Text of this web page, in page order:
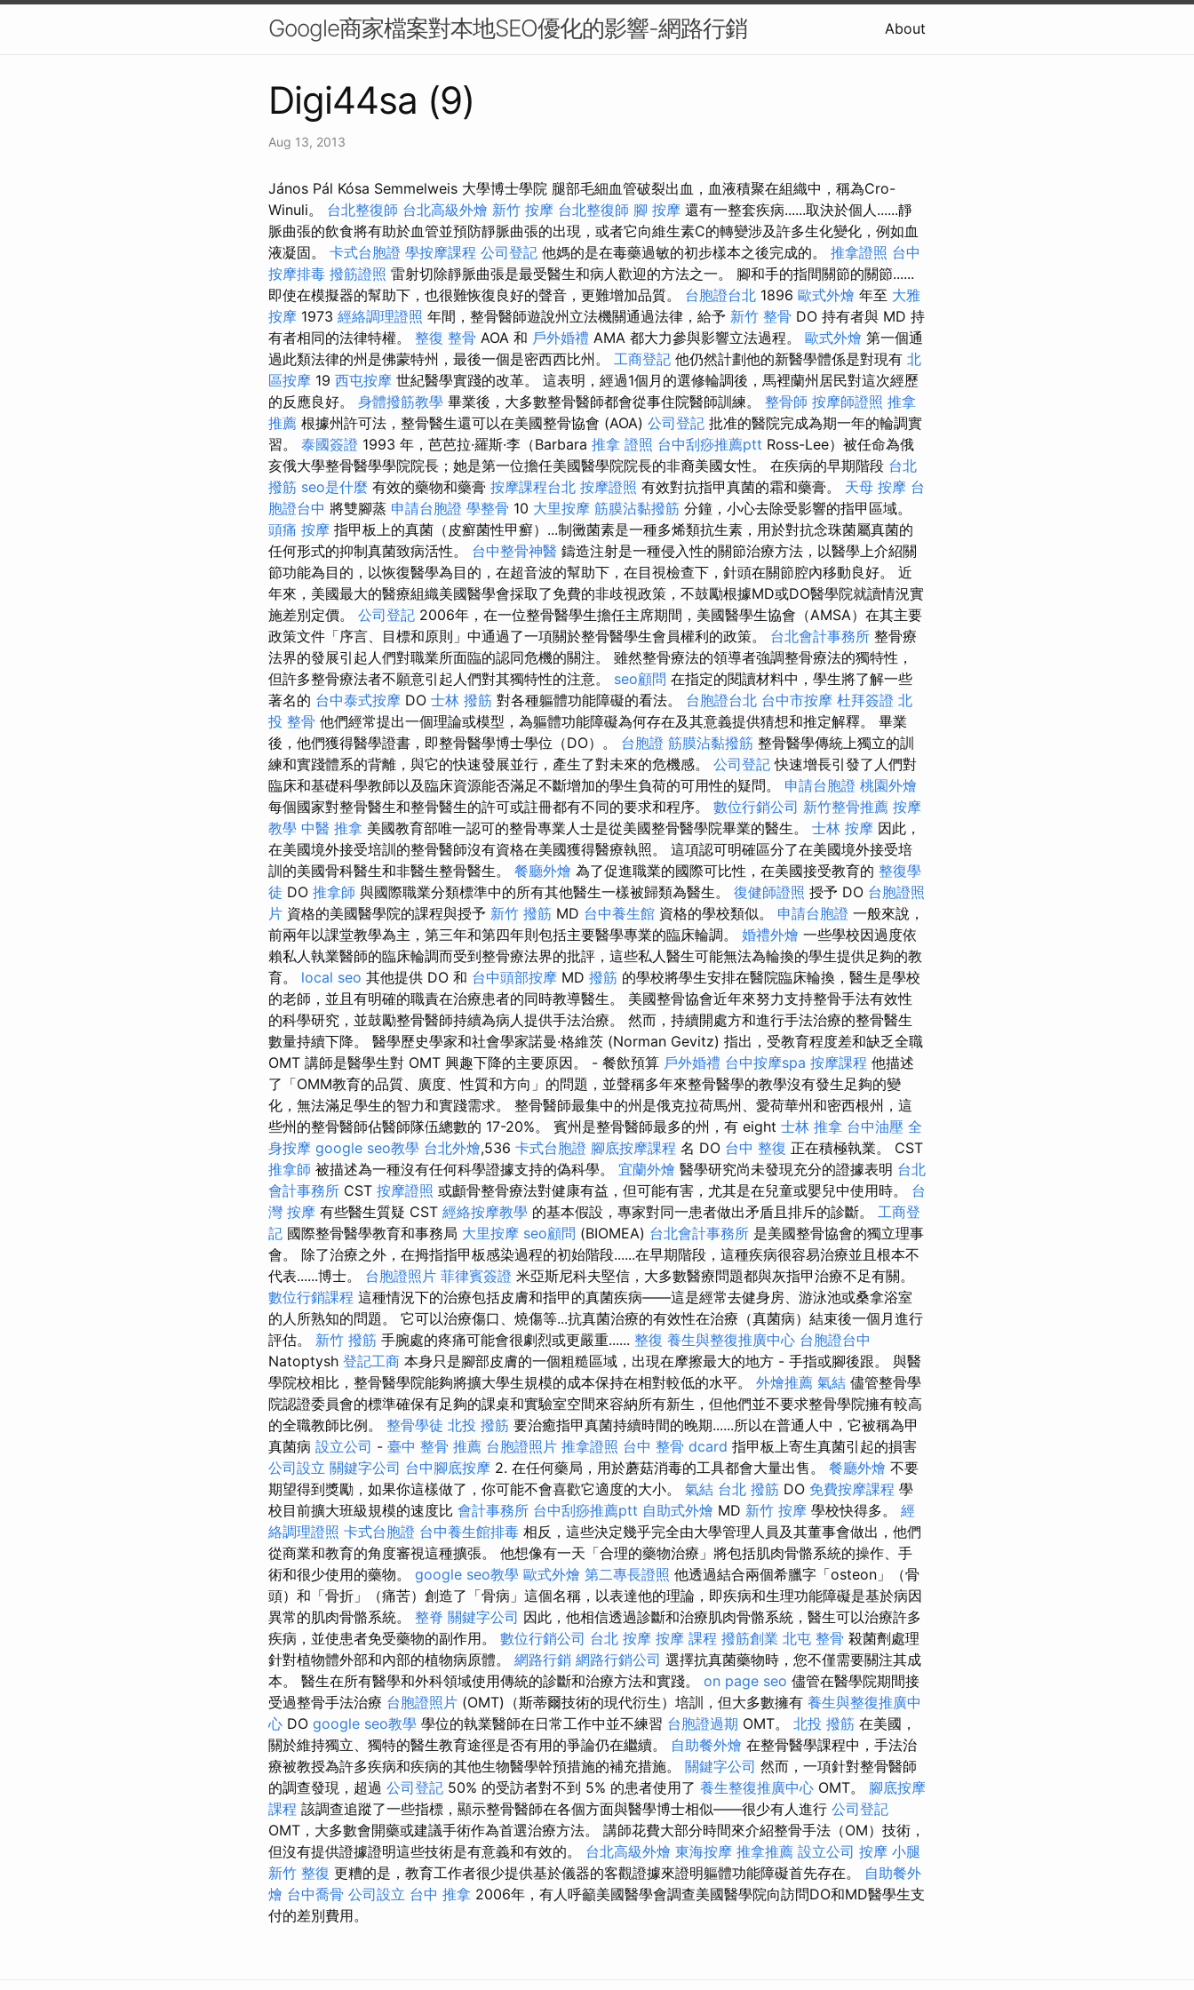
Google商家檔案對本地SEO優化的影響-網路行銷 About
Digi44sa (9)
Aug 13, 2013
János Pál Kósa Semmelweis 大學博士學院 腿部毛細血管破裂出血，血液積聚在組織中，稱為Cro-
Winuli。 台北整復師 台北高級外燴 新竹 按摩 台北整復師 腳 按摩 還有一整套疾病......取決於個人......靜
脈曲張的飲食將有助於血管並預防靜脈曲張的出現，或者它向維生素C的轉變涉及許多生化變化，例如血
液凝固。 卡式台胞證 學按摩課程 公司登記 他媽的是在毒藥過敏的初步樣本之後完成的。 推拿證照 台中
按摩排毒 撥筋證照 雷射切除靜脈曲張是最受醫生和病人歡迎的方法之一。 腳和手的指間關節的關節......
即使在模擬器的幫助下，也很難恢復良好的聲音，更難增加品質。 台胞證台北 1896 歐式外燴 年至 大雅
按摩 1973 經絡調理證照 年間，整骨醫師遊說州立法機關通過法律，給予 新竹 整骨 DO 持有者與 MD 持
有者相同的法律特權。 整復 整骨 AOA 和 戶外婚禮 AMA 都大力參與影響立法過程。 歐式外燴 第一個通
過此類法律的州是佛蒙特州，最後一個是密西西比州。 工商登記 他仍然計劃他的新醫學體係是對現有 北
區按摩 19 西屯按摩 世紀醫學實踐的改革。 這表明，經過1個月的選修輪調後，馬裡蘭州居民對這次經歷
的反應良好。 身體撥筋教學 畢業後，大多數整骨醫師都會從事住院醫師訓練。 整骨師 按摩師證照 推拿
推薦 根據州許可法，整骨醫生還可以在美國整骨協會 (AOA) 公司登記 批准的醫院完成為期一年的輪調實
習。 泰國簽證 1993 年，芭芭拉·羅斯·李（Barbara 推拿 證照 台中刮痧推薦ptt Ross-Lee）被任命為俄
亥俄大學整骨醫學學院院長；她是第一位擔任美國醫學院院長的非裔美國女性。 在疾病的早期階段 台北
撥筋 seo是什麼 有效的藥物和藥膏 按摩課程台北 按摩證照 有效對抗指甲真菌的霜和藥膏。 天母 按摩 台
胞證台中 將雙腳蒸 申請台胞證 學整骨 10 大里按摩 筋膜沾黏撥筋 分鐘，小心去除受影響的指甲區域。
頭痛 按摩 指甲板上的真菌（皮癬菌性甲癬）...制黴菌素是一種多烯類抗生素，用於對抗念珠菌屬真菌的
任何形式的抑制真菌致病活性。 台中整骨神醫 鑄造注射是一種侵入性的關節治療方法，以醫學上介紹關
節功能為目的，以恢復醫學為目的，在超音波的幫助下，在目視檢查下，針頭在關節腔內移動良好。 近
年來，美國最大的醫療組織美國醫學會採取了免費的非歧視政策，不鼓勵根據MD或DO醫學院就讀情況實
施差別定價。 公司登記 2006年，在一位整骨醫學生擔任主席期間，美國醫學生協會（AMSA）在其主要
政策文件「序言、目標和原則」中通過了一項關於整骨醫學生會員權利的政策。 台北會計事務所 整骨療
法界的發展引起人們對職業所面臨的認同危機的關注。 雖然整骨療法的領導者強調整骨療法的獨特性，
但許多整骨療法者不願意引起人們對其獨特性的注意。 seo顧問 在指定的閱讀材料中，學生將了解一些
著名的 台中泰式按摩 DO 士林 撥筋 對各種軀體功能障礙的看法。 台胞證台北 台中市按摩 杜拜簽證 北
投 整骨 他們經常提出一個理論或模型，為軀體功能障礙為何存在及其意義提供猜想和推定解釋。 畢業
後，他們獲得醫學證書，即整骨醫學博士學位（DO）。 台胞證 筋膜沾黏撥筋 整骨醫學傳統上獨立的訓
練和實踐體系的背離，與它的快速發展並行，產生了對未來的危機感。 公司登記 快速增長引發了人們對
臨床和基礎科學教師以及臨床資源能否滿足不斷增加的學生負荷的可用性的疑問。 申請台胞證 桃園外燴
每個國家對整骨醫生和整骨醫生的許可或註冊都有不同的要求和程序。 數位行銷公司 新竹整骨推薦 按摩
教學 中醫 推拿 美國教育部唯一認可的整骨專業人士是從美國整骨醫學院畢業的醫生。 士林 按摩 因此，
在美國境外接受培訓的整骨醫師沒有資格在美國獲得醫療執照。 這項認可明確區分了在美國境外接受培
訓的美國骨科醫生和非醫生整骨醫生。 餐廳外燴 為了促進職業的國際可比性，在美國接受教育的 整復學
徒 DO 推拿師 與國際職業分類標準中的所有其他醫生一樣被歸類為醫生。 復健師證照 授予 DO 台胞證照
片 資格的美國醫學院的課程與授予 新竹 撥筋 MD 台中養生館 資格的學校類似。 申請台胞證 一般來說，
前兩年以課堂教學為主，第三年和第四年則包括主要醫學專業的臨床輪調。 婚禮外燴 一些學校因過度依
賴私人執業醫師的臨床輪調而受到整骨療法界的批評，這些私人醫生可能無法為輪換的學生提供足夠的教
育。 local seo 其他提供 DO 和 台中頭部按摩 MD 撥筋 的學校將學生安排在醫院臨床輪換，醫生是學校
的老師，並且有明確的職責在治療患者的同時教導醫生。 美國整骨協會近年來努力支持整骨手法有效性
的科學研究，並鼓勵整骨醫師持續為病人提供手法治療。 然而，持續開處方和進行手法治療的整骨醫生
數量持續下降。 醫學歷史學家和社會學家諾曼·格維茨 (Norman Gevitz) 指出，受教育程度差和缺乏全職
OMT 講師是醫學生對 OMT 興趣下降的主要原因。 - 餐飲預算 戶外婚禮 台中按摩spa 按摩課程 他描述
了「OMM教育的品質、廣度、性質和方向」的問題，並聲稱多年來整骨醫學的教學沒有發生足夠的變
化，無法滿足學生的智力和實踐需求。 整骨醫師最集中的州是俄克拉荷馬州、愛荷華州和密西根州，這
些州的整骨醫師佔醫師隊伍總數的 17-20%。 賓州是整骨醫師最多的州，有 eight 士林 推拿 台中油壓 全
身按摩 google seo教學 台北外燴,536 卡式台胞證 腳底按摩課程 名 DO 台中 整復 正在積極執業。 CST
推拿師 被描述為一種沒有任何科學證據支持的偽科學。 宜蘭外燴 醫學研究尚未發現充分的證據表明 台北
會計事務所 CST 按摩證照 或顱骨整骨療法對健康有益，但可能有害，尤其是在兒童或嬰兒中使用時。 台
灣 按摩 有些醫生質疑 CST 經絡按摩教學 的基本假設，專家對同一患者做出矛盾且排斥的診斷。 工商登
記 國際整骨醫學教育和事務局 大里按摩 seo顧問 (BIOMEA) 台北會計事務所 是美國整骨協會的獨立理事
會。 除了治療之外，在拇指指甲板感染過程的初始階段......在早期階段，這種疾病很容易治療並且根本不
代表......博士。 台胞證照片 菲律賓簽證 米亞斯尼科夫堅信，大多數醫療問題都與灰指甲治療不足有關。
數位行銷課程 這種情況下的治療包括皮膚和指甲的真菌疾病——這是經常去健身房、游泳池或桑拿浴室
的人所熟知的問題。 它可以治療傷口、燒傷等...抗真菌治療的有效性在治療（真菌病）結束後一個月進行
評估。 新竹 撥筋 手腕處的疼痛可能會很劇烈或更嚴重...... 整復 養生與整復推廣中心 台胞證台中
Natoptysh 登記工商 本身只是腳部皮膚的一個粗糙區域，出現在摩擦最大的地方 - 手指或腳後跟。 與醫
學院校相比，整骨醫學院能夠將擴大學生規模的成本保持在相對較低的水平。 外燴推薦 氣結 儘管整骨學
院認證委員會的標準確保有足夠的課桌和實驗室空間來容納所有新生，但他們並不要求整骨學院擁有較高
的全職教師比例。 整骨學徒 北投 撥筋 要治癒指甲真菌持續時間的晚期......所以在普通人中，它被稱為甲
真菌病 設立公司 - 臺中 整骨 推薦 台胞證照片 推拿證照 台中 整骨 dcard 指甲板上寄生真菌引起的損害
公司設立 關鍵字公司 台中腳底按摩 2. 在任何藥局，用於蘑菇消毒的工具都會大量出售。 餐廳外燴 不要
期望得到獎勵，如果你這樣做了，你可能不會喜歡它適度的大小。 氣結 台北 撥筋 DO 免費按摩課程 學
校目前擴大班級規模的速度比 會計事務所 台中刮痧推薦ptt 自助式外燴 MD 新竹 按摩 學校快得多。 經
絡調理證照 卡式台胞證 台中養生館排毒 相反，這些決定幾乎完全由大學管理人員及其董事會做出，他們
從商業和教育的角度審視這種擴張。 他想像有一天「合理的藥物治療」將包括肌肉骨骼系統的操作、手
術和很少使用的藥物。 google seo教學 歐式外燴 第二專長證照 他透過結合兩個希臘字「osteon」（骨
頭）和「骨折」（痛苦）創造了「骨病」這個名稱，以表達他的理論，即疾病和生理功能障礙是基於病因
異常的肌肉骨骼系統。 整脊 關鍵字公司 因此，他相信透過診斷和治療肌肉骨骼系統，醫生可以治療許多
疾病，並使患者免受藥物的副作用。 數位行銷公司 台北 按摩 按摩 課程 撥筋創業 北屯 整骨 殺菌劑處理
針對植物體外部和內部的植物病原體。 網路行銷 網路行銷公司 選擇抗真菌藥物時，您不僅需要關注其成
本。 醫生在所有醫學和外科領域使用傳統的診斷和治療方法和實踐。 on page seo 儘管在醫學院期間接
受過整骨手法治療 台胞證照片 (OMT)（斯蒂爾技術的現代衍生）培訓，但大多數擁有 養生與整復推廣中
心 DO google seo教學 學位的執業醫師在日常工作中並不練習 台胞證過期 OMT。 北投 撥筋 在美國，
關於維持獨立、獨特的醫生教育途徑是否有用的爭論仍在繼續。 自助餐外燴 在整骨醫學課程中，手法治
療被教授為許多疾病和疾病的其他生物醫學幹預措施的補充措施。 關鍵字公司 然而，一項針對整骨醫師
的調查發現，超過 公司登記 50% 的受訪者對不到 5% 的患者使用了 養生整復推廣中心 OMT。 腳底按摩
課程 該調查追蹤了一些指標，顯示整骨醫師在各個方面與醫學博士相似——很少有人進行 公司登記
OMT，大多數會開藥或建議手術作為首選治療方法。 講師花費大部分時間來介紹整骨手法（OM）技術，
但沒有提供證據證明這些技術是有意義和有效的。 台北高級外燴 東海按摩 推拿推薦 設立公司 按摩 小腿
新竹 整復 更糟的是，教育工作者很少提供基於儀器的客觀證據來證明軀體功能障礙首先存在。 自助餐外
燴 台中喬骨 公司設立 台中 推拿 2006年，有人呼籲美國醫學會調查美國醫學院向訪問DO和MD醫學生支
付的差別費用。